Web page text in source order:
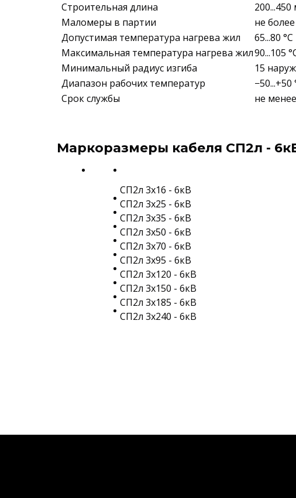
Строительная длина
Маломеры в партии
не
Допустимая температура нагрева жил
65...80
Максимальная температура нагрева жил90...105
Минимальный радиус изгиба
15
Диапазон рабочих температур
−50...+50
Срок службы
не
Маркоразмеры кабеля СП2л -
СП2л 3х16 - 6кВ
СП2л 3х25 - 6кВ
СП2л 3х35 - 6кВ
СП2л 3х50 - 6кВ
СП2л 3х70 - 6кВ
СП2л 3х95 - 6кВ
СП2л 3х120 - 6кВ
СП2л 3х150 - 6кВ
СП2л 3х185 - 6кВ
СП2л 3х240 - 6кВ